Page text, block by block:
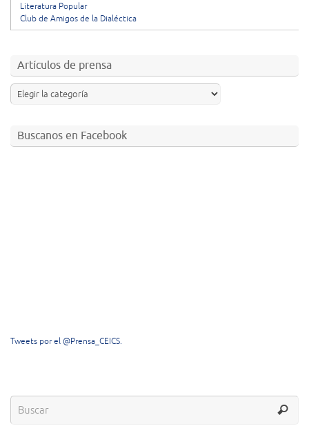
Literatura Popular
Club de Amigos de la Dialéctica
Artículos de prensa
Buscanos en Facebook
Tweets por el @Prensa_CEICS.